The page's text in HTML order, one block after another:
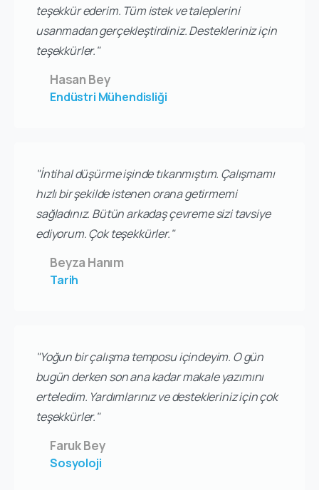
teşekkür ederim. Tüm istek ve taleplerini
usanmadan gerçekleştirdiniz. Destekleriniz için
teşekkürler."
Hasan Bey
Endüstri Mühendisliği
"İntihal düşürme işinde tıkanmıştım. Çalışmamı
hızlı bir şekilde istenen orana getirmemi
sağladınız. Bütün arkadaş çevreme sizi tavsiye
ediyorum. Çok teşekkürler."
Beyza Hanım
Tarih
"Yoğun bir çalışma temposu içindeyim. O gün
bugün derken son ana kadar makale yazımını
erteledim. Yardımlarınız ve destekleriniz için çok
teşekkürler."
Faruk Bey
Sosyoloji